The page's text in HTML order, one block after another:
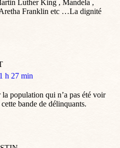
Luther King , Mandela ,
Franklin etc …La dignité
h 27 min
population qui n’a pas été voir
bande de délinquants.